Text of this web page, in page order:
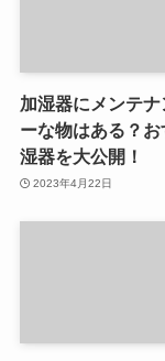
加湿器にメンテナ
ーな物はある？お
湿器を大公開！
2023年4月22日